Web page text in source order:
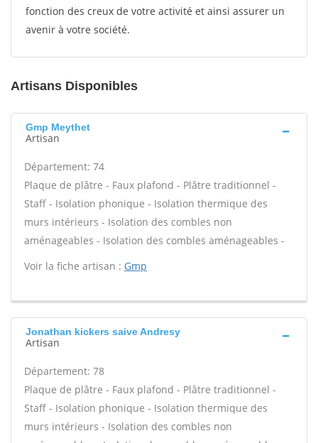
fonction des creux de votre activité et ainsi assurer un
avenir à votre société.
Artisans Disponibles
Gmp Meythet
Artisan
Département: 74
Plaque de plâtre - Faux plafond - Plâtre traditionnel -
Staff - Isolation phonique - Isolation thermique des
murs intérieurs - Isolation des combles non
aménageables - Isolation des combles aménageables -
Voir la fiche artisan : Gmp
Jonathan kickers saive Andresy
Artisan
Département: 78
Plaque de plâtre - Faux plafond - Plâtre traditionnel -
Staff - Isolation phonique - Isolation thermique des
murs intérieurs - Isolation des combles non